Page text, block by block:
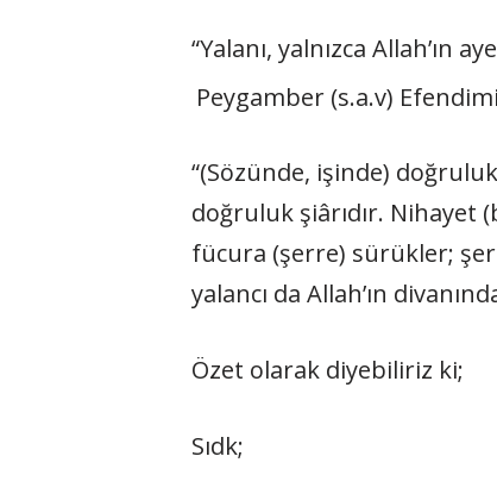
“Yalanı, yalnızca Allah’ın
Peygamber (s.a.v)
“(Sözünde, işinde)
doğruluk şiârıdır. Nihayet
fücura (şerre) sürükler; şer
yalancı da Allah’ın
Özet olarak diyebiliriz ki;
Sıdk;